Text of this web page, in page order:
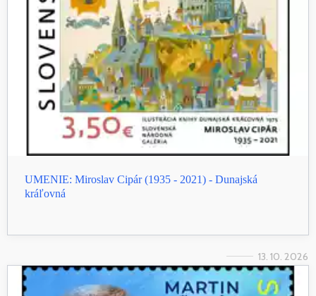
UMENIE: Miroslav Cipár (1935 - 2021) - Dunajská
kráľovná
13. 10. 2026